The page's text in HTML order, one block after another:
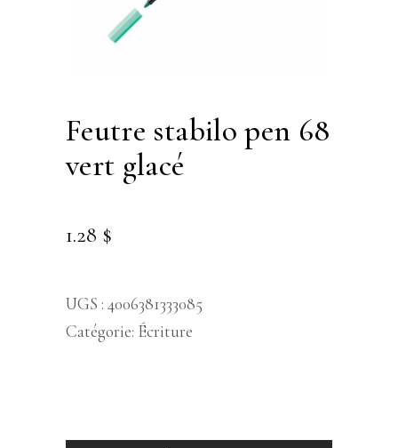
feutre stabilo pen 68
vert glacé
1.28 $
UGS : 4006381333085
Catégorie: Écriture